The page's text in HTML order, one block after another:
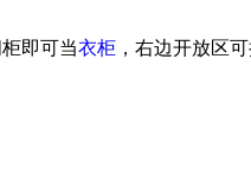
即可当衣柜 ，右边开放区